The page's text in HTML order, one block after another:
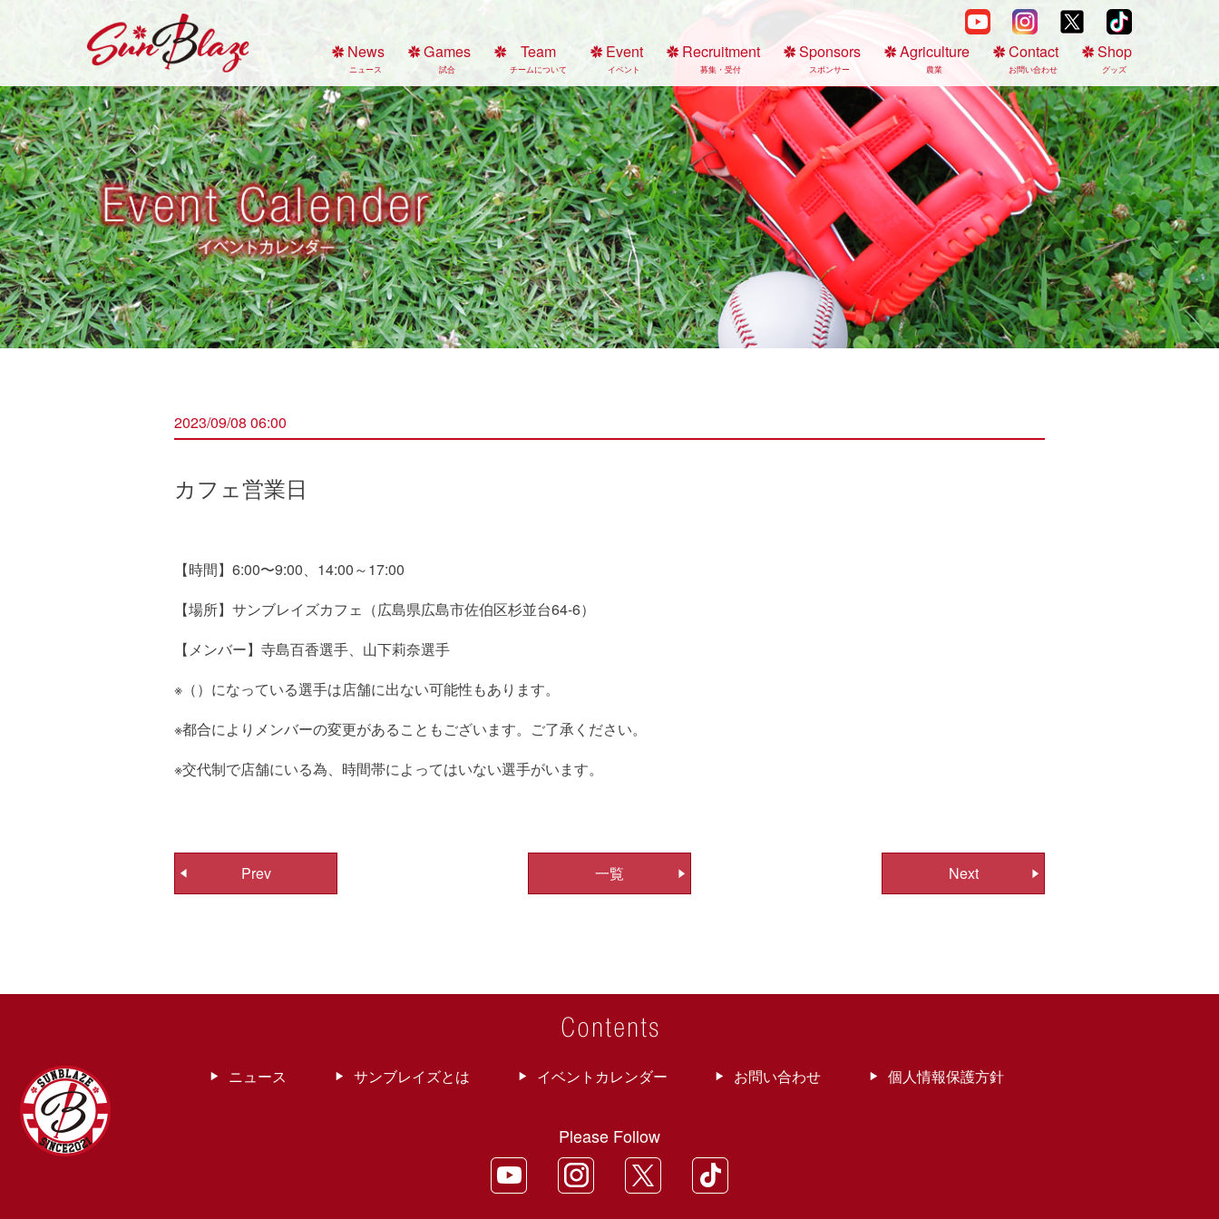
News
ニュース
Games
試合
Team
チームについて
Event
イベント
Recruitment
募集・受付
Sponsors
スポンサー
Agriculture
農業
Contact
お問い合わせ
Shop
グッズ
2023/09/08 06:00
カフェ営業日
【時間】6:00〜9:00、14:00～17:00
【場所】サンブレイズカフェ（広島県広島市佐伯区杉並台64-6）
【メンバー】寺島百香選手、山下莉奈選手
※（）になっている選手は店舗に出ない可能性もあります。
※都合によりメンバーの変更があることもございます。ご了承ください。
※交代制で店舗にいる為、時間帯によってはいない選手がいます。
投
稿
ー
Prev Next
一覧
ニュース サンブレイズとは イベントカレンダー お問い合わせ 個人情報保護方針
Please Follow